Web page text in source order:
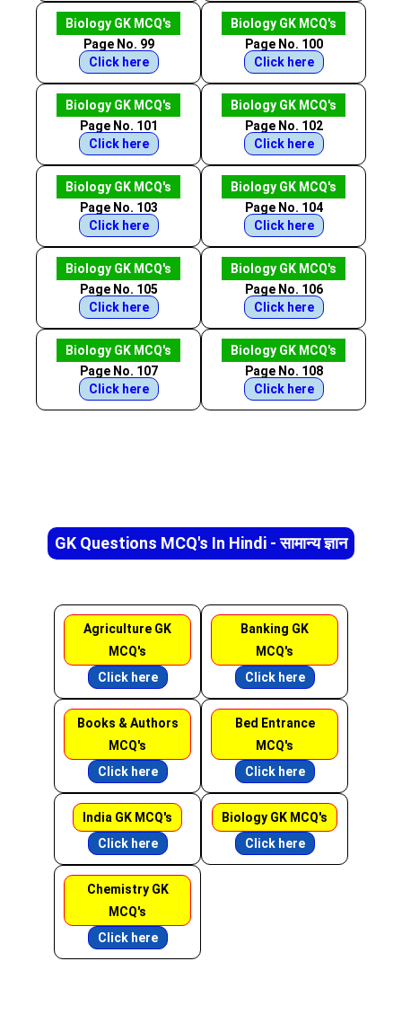
Biology GK MCQ's
Page No. 99
Click here
Biology GK MCQ's
Page No. 100
Click here
Biology GK MCQ's
Page No. 101
Click here
Biology GK MCQ's
Page No. 102
Click here
Biology GK MCQ's
Page No. 103
Click here
Biology GK MCQ's
Page No. 104
Click here
Biology GK MCQ's
Page No. 105
Click here
Biology GK MCQ's
Page No. 106
Click here
Biology GK MCQ's
Page No. 107
Click here
Biology GK MCQ's
Page No. 108
Click here
GK Questions MCQ's In Hindi - सामान्य ज्ञान
Agriculture GK
MCQ's
Click here
Banking GK
MCQ's
Click here
Books & Authors
MCQ's
Click here
Bed Entrance
MCQ's
Click here
India GK MCQ's
Click here
Biology GK MCQ's
Click here
Chemistry GK
MCQ's
Click here